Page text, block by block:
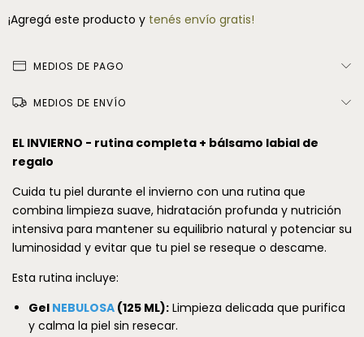
¡Agregá este producto y tenés envío gratis!
MEDIOS DE PAGO
MEDIOS DE ENVÍO
EL INVIERNO - rutina completa + bálsamo labial de
regalo
Cuida tu piel durante el invierno con una rutina que
combina limpieza suave, hidratación profunda y nutrición
intensiva para mantener su equilibrio natural y potenciar su
luminosidad y evitar que tu piel se reseque o descame.
Esta rutina incluye:
Gel NEBULOSA (125 ML): Limpieza delicada que purifica
y calma la piel sin resecar.